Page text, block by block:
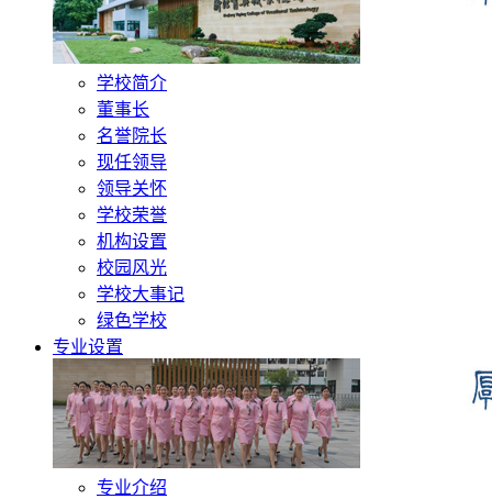
学校简介
董事长
名誉院长
现任领导
领导关怀
学校荣誉
机构设置
校园风光
学校大事记
绿色学校
专业设置
专业介绍